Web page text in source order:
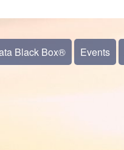
Black Box® Events